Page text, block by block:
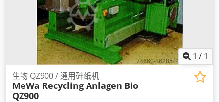
1 / 1
生物 QZ900 / 通用碎纸机
MeWa Recycling Anlagen Bio
QZ900